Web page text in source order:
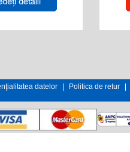
datelor Politica de retur